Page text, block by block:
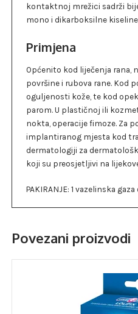
kontaktnoj mrežici sadrži
mono i dikarboksilne
Primjena
Općenito kod liječenja rana,
površine i rubova rane. Kod
oguljenosti kože, te kod
parom. U plastičnoj ili
nokta, operacije fimoze. Za
implantiranog mjesta kod
dermatologiji za
koji su preosjetljivi na
PAKIRANJE: 1 vazelinska
Povezani proizvodi